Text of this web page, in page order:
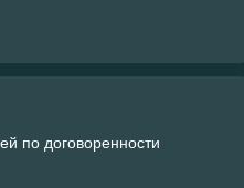
по договоренности